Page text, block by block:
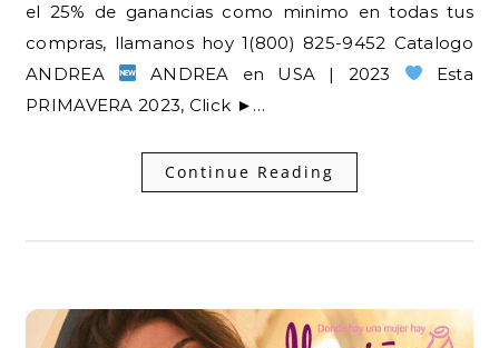
el 25% de ganancias como minimo en todas tus
compras, llamanos hoy 1(800) 825-9452 Catalogo
ANDREA
ANDREA en USA | 2023
Esta
PRIMAVERA 2023, Click ►…
Continue Reading